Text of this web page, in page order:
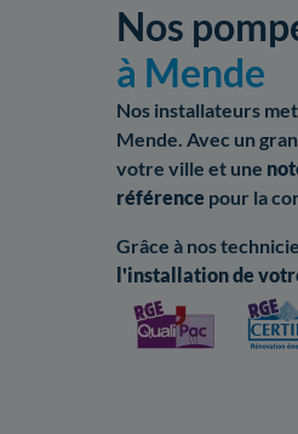
Nos
à Mende
Nos installateurs
Mende. Avec un
votre ville et une
référence pour la
Grâce à nos
l'installation de